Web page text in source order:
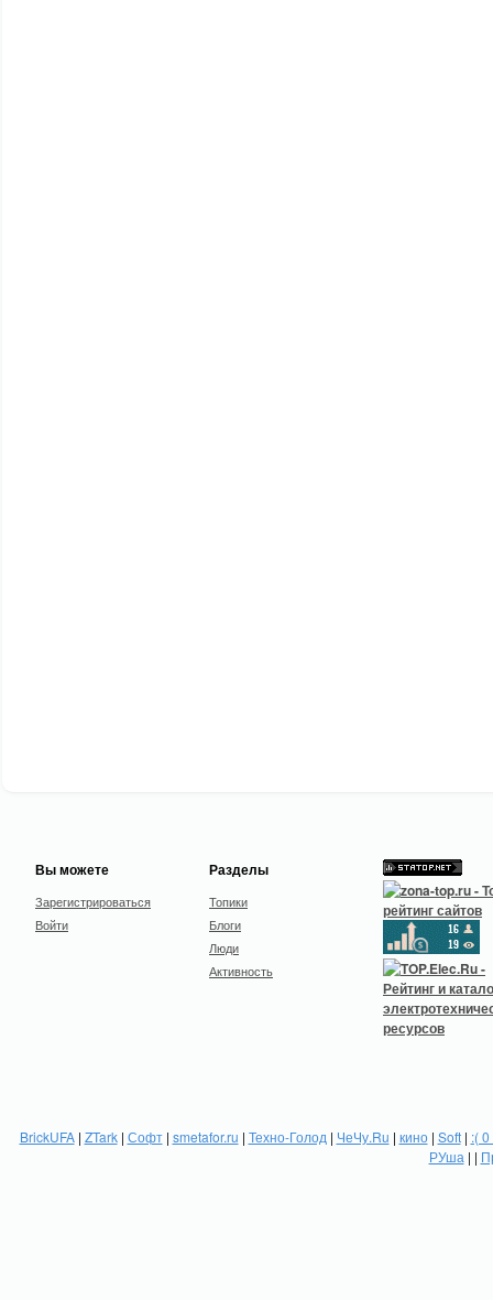
Вы можете
Зарегистрироваться
Войти
Разделы
Топики
Блоги
Люди
Активность
BrickUFA| ZTark| Софт| smetafor.ru | Техно-Голод | ЧеЧу.Ru | кино| Soft| :(
РУша | |